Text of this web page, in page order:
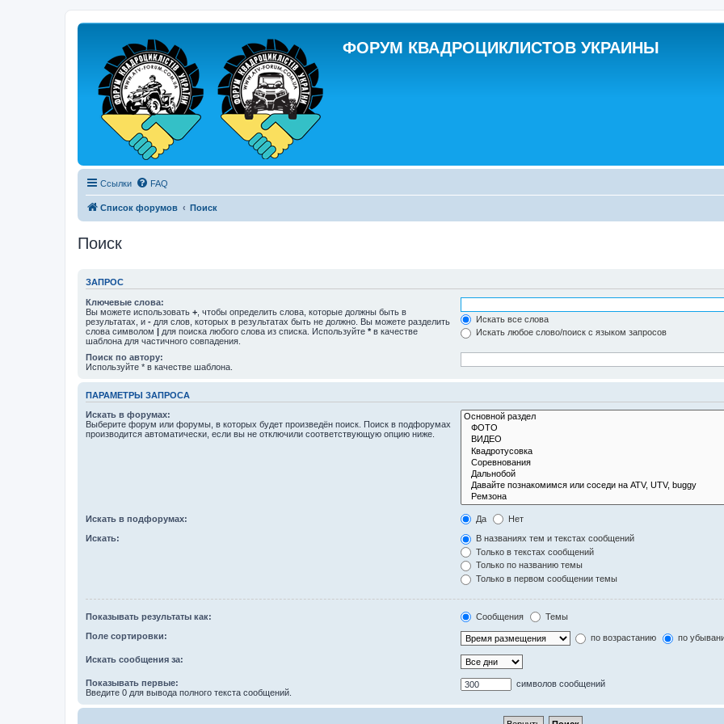
ФОРУМ КВАДРОЦИКЛИСТОВ УКРАИНЫ
Ссылки FAQ
Список форумов Поиск
Поиск
ЗАПРОС
Ключевые слова:
Вы можете использовать + , чтобы определить слова, которые должны быть в
результатах, и - для слов, которых в результатах быть не должно. Вы можете разделить
слова символом | для поиска любого слова из списка. Используйте * в качестве
шаблона для частичного совпадения.
Искать все слова
Искать любое слово/поиск с языком запросов
Поиск по автору:
Используйте * в качестве шаблона.
ПАРАМЕТРЫ ЗАПРОСА
Искать в форумах:
Выберите форум или форумы, в которых будет произведён поиск. Поиск в подфорумах
производится автоматически, если вы не отключили соответствующую опцию ниже.
Искать в подфорумах: Да Нет
Искать:
В названиях тем и текстах сообщений
Только в текстах сообщений
Только по названию темы
Только в первом сообщении темы
Показывать результаты как: Сообщения Темы
Поле сортировки: по возрастанию по
Искать сообщения за:
Показывать первые:
Введите 0 для вывода полного текста сообщений.
символов сообщений